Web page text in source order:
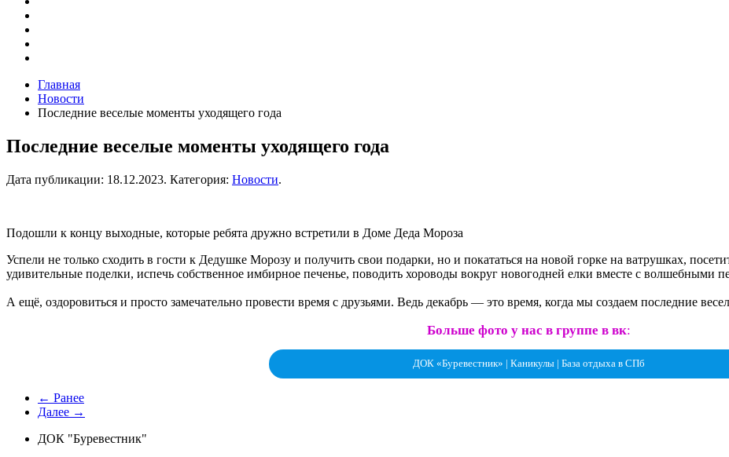
Главная
Новости
Последние веселые моменты уходящего года
Последние веселые моменты уходящего года
Дата публикации: 18.12.2023. Категория: Новости.
Подошли к концу выходные, которые ребята дружно встретили в Доме Деда Мороза
Успели не только сходить в гости к Дедушке Морозу и получить свои подарки, но и покататься на новой горке на ватрушках,
удивительные поделки, испечь собственное имбирное печенье, поводить хороводы вокруг новогодней елки вместе с волшебными
А ещё, оздоровиться и просто замечательно провести время с друзьями. Ведь декабрь — это время, когда мы создаем последние
Больше фото у нас в группе в вк:
ДОК «Буревестник» | Каникулы | База отдыха в СПб
← Ранее
Далее →
ДОК "Буревестник"